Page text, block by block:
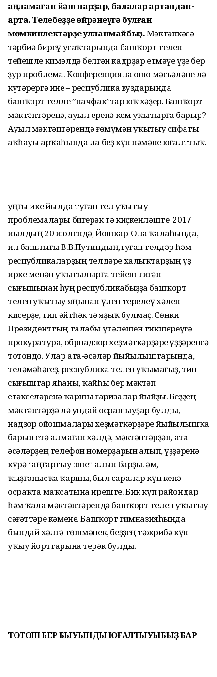
аңламаған йәш парҙар, балалар артҡандан-
арта. Телебеҙҙе өйрәнеүгә булған
мөмкинлектәрҙе ҡулланмайбыҙ.Мәктәпкәсә
тәрбиә биреү усаҡтарында башҡорт телен
тейешле кимәлдә белгән кадрҙар етмәүе үҙе бер
ҙур проблема. Конференцияла ошо мәсьәләне лә
күтәрергә ине – республика вуздарында
башҡорт телле ”начфак”тар юҡ хәҙер. Башҡорт
мәктәптәренә, ауыл еренә кем уҡытырға барыр?
Ауыл мәктәптәрендә ғөмүмән уҡытыу сифаты
аҡһауы арҡаһында ла беҙ күп нәмәне юғалттыҡ.
Һуңғы ике йылда туған тел уҡытыу
проблемалары бигерәк тә киҫкенләште. 2017
йылдың 20 июлендә, Йошкар-Ола ҡалаһында,
ил башлығы В.В.Путиндың,туған телдәр һәм
республикаларҙың телдәре халыҡтарҙың үҙ
ирке менән уҡытылырға тейеш тигән
сығышынан һуң республикабыҙҙа башҡорт
телен уҡытыу яңынан үлеп терелеү хәлен
кисерҙе, тип әйтһәк тә яҙыҡ булмаҫ. Сөнки
Президенттың талабы үтәлешен тикшереүгә
прокуратура, обрнадзор хеҙмәткәрҙәре үҙҙәренсә
тотондо. Улар ата-әсәләр йыйылыштарында,
теләмәһәгеҙ, республика телен уҡымағыҙ, тип
сығыштар яһаны, ҡайһы бер мәктәп
етәкселәренә ҡаршы ғаризалар йыйҙы. Беҙҙең
мәктәптәрҙә лә ундай осрашыуҙар булды,
надзор ойошмалары хеҙмәткәрҙәре йыйылышҡа
барып етә алмаған хәлдә, мәктәптәрҙән, ата-
әсәләрҙең телефон номерҙарын алып, үҙҙәренә
күрә “аңғартыу эше” алып барҙы. Һәм,
ҡыҙғанысҡа ҡаршы, был саралар күп кенә
осраҡта маҡсатына иреште. Бик күп райондар
һәм ҡала мәктәптәрендә башҡорт телен уҡытыу
сәғәттәре кәмене. Башҡорт гимназияһында
бындай хәлгә төшмәнек, беҙҙең тәжрибә күп
уҡыу йорттарына терәк булды.
ТОТОШ БЕР БЫУЫНДЫ ЮҒАЛТЫУЫБЫҘ БАР